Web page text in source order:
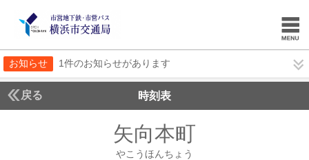
お知らせ 1件のお知らせがあります
戻る 時刻表
矢向本町
やこうほんちょう